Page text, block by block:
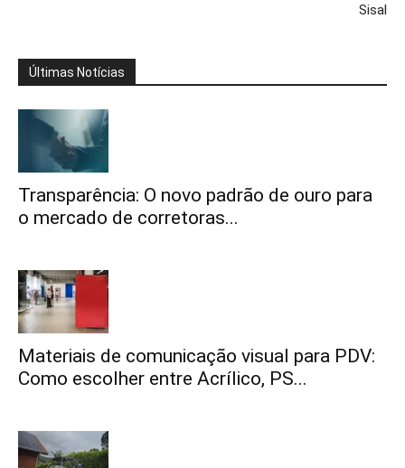
Sisal
Últimas Notícias
Transparência: O novo padrão de ouro para
o mercado de corretoras...
Materiais de comunicação visual para PDV:
Como escolher entre Acrílico, PS...